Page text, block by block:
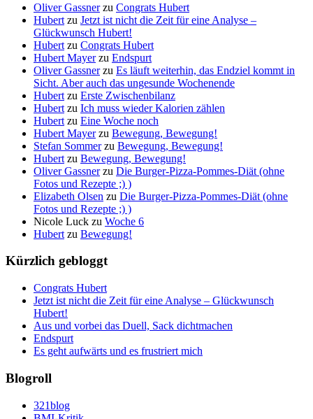
Oliver Gassnerzu Congrats Hubert
Hubert zu Jetzt ist nicht die Zeit für eine Analyse –
Glückwunsch Hubert!
Hubert zu Congrats Hubert
Hubert Mayerzu Endspurt
Oliver Gassnerzu Es läuft weiterhin, das Endziel kommt in
Sicht. Aber auch das ungesunde Wochenende
Hubert zu Erste Zwischenbilanz
Hubert zu Ich muss wieder Kalorien zählen
Hubert zu Eine Woche noch
Hubert Mayerzu Bewegung, Bewegung!
Stefan Sommerzu Bewegung, Bewegung!
Hubert zu Bewegung, Bewegung!
Oliver Gassnerzu Die Burger-Pizza-Pommes-Diät (ohne
Fotos und Rezepte ;) )
Elizabeth Olsen zu Die Burger-Pizza-Pommes-Diät (ohne
Fotos und Rezepte ;) )
Nicole Luck zu Woche 6
Hubert zu Bewegung!
Kürzlich gebloggt
Congrats Hubert
Jetzt ist nicht die Zeit für eine Analyse – Glückwunsch
Hubert!
Aus und vorbei das Duell, Sack dichtmachen
Endspurt
Es geht aufwärts und es frustriert mich
Blogroll
321blog